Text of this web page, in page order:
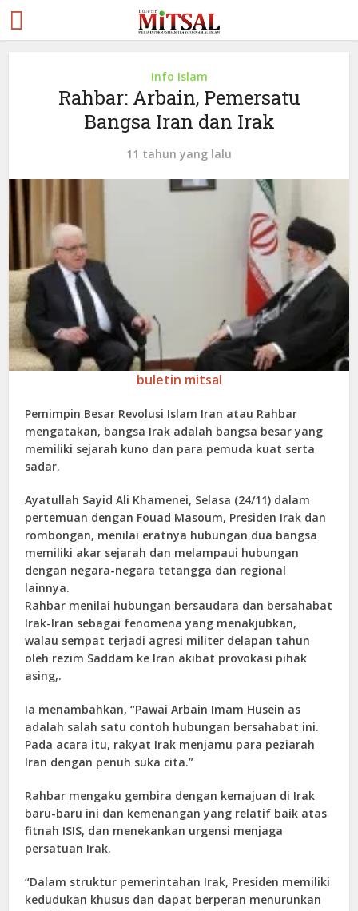
Info Islam
Rahbar: Arbain, Pemersatu
Bangsa Iran dan Irak
11 tahun yang lalu
buletin mitsal
Pemimpin Besar Revolusi Islam Iran atau Rahbar
mengatakan, bangsa Irak adalah bangsa besar yang
memiliki sejarah kuno dan para pemuda kuat serta
sadar.
Ayatullah Sayid Ali Khamenei, Selasa (24/11) dalam
pertemuan dengan Fouad Masoum, Presiden Irak dan
rombongan, menilai eratnya hubungan dua bangsa
memiliki akar sejarah dan melampaui hubungan
dengan negara-negara tetangga dan regional
lainnya.
Rahbar menilai hubungan bersaudara dan bersahabat
Irak-Iran sebagai fenomena yang menakjubkan,
walau sempat terjadi agresi militer delapan tahun
oleh rezim Saddam ke Iran akibat provokasi pihak
asing,.
Ia menambahkan, “Pawai Arbain Imam Husein as
adalah salah satu contoh hubungan bersahabat ini.
Pada acara itu, rakyat Irak menjamu para peziarah
Iran dengan penuh suka cita.”
Rahbar mengaku gembira dengan kemajuan di Irak
baru-baru ini dan kemenangan yang relatif baik atas
fitnah ISIS, dan menekankan urgensi menjaga
persatuan Irak.
“Dalam struktur pemerintahan Irak, Presiden memiliki
kedudukan khusus dan dapat berperan menurunkan